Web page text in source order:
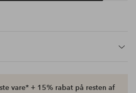
vare* + 15% rabat på resten af